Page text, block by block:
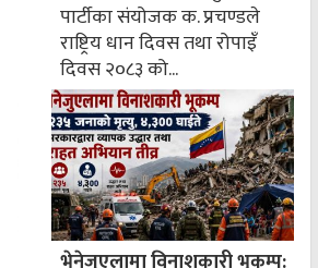
पार्टीका संयोजक क. प्रचण्डले
राष्ट्रिय धान दिवस तथा रोपाइँ
दिवस २०८३ को...